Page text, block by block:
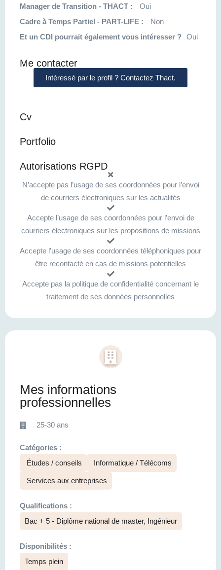
Manager de Transition - THACT :
Oui
Cadre à Temps Partiel - PART-LIFE :
Non
Et un CDI pourrait également vous intéresser ? Oui
Me contacter
Intéressé par le profil ? Contactez Thact.
Cv
Portfolio
Autorisations RGPD
N’accepte pas l’usage de ses coordonnées pour l’envoi
de courriers électroniques sur les actualités
Accepte l’usage de ses coordonnées pour l’envoi de
courriers électroniques sur les propositions de missions
Accepte l’usage de ses coordonnées téléphoniques pour
être recontacté en cas de missions potentielles
Accepte pas la politique de confidentialité concernant le
traitement de ses données personnelles
Mes informations
professionnelles
25-30 ans
Catégories :
Études / conseils
Informatique / Télécoms
Services aux entreprises
Qualifications :
Bac + 5 - Diplôme national de master, Ingénieur
Disponibilités :
Temps plein